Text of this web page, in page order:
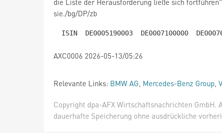
die Liste der Herausforderung ließe sich
sie./bg/DP/zb
AXC0006 2026-05-13/05:26
Relevante Links: BMW AG, Mercedes-Benz Group,
Copyright dpa-AFX Wirtschaftsnachrichten
dauerhafte Speicherung ohne ausdrückliche